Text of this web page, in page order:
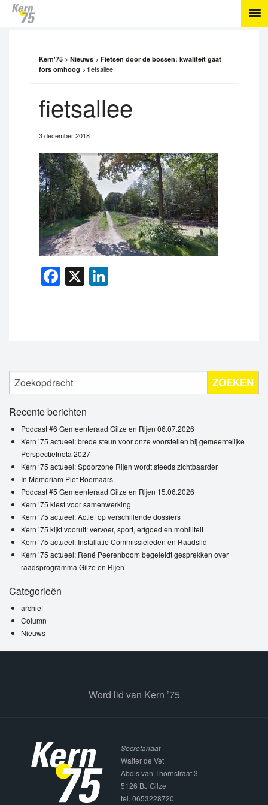
Kern'75 > Nieuws > Fietsen door de bossen: kwaliteit gaat
fors omhoog > fietsallee
fietsallee
3 december 2018
Facebook
X
ZOEKEN
Recente berichten
Podcast #6 Gemeenteraad Gilze en Rijen 06.07.2026
Kern ’75 actueel: brede steun voor onze voorstellen bij gemeentelijke
Perspectiefnota 2027
Kern ‘75 actueel: Spoorzone Rijen wordt steeds zichtbaarder
In Memoriam Piet Boemaars
Podcast #5 Gemeenteraad Gilze en Rijen 15.06.2026
Kern ’75 kiest voor samenwerking
Kern ‘75 actueel: Actief op verschillende dossiers
Kern ’75 kijkt vooruit: vervoer, sport, erfgoed en mobiliteit
Kern ‘75 actueel: Installatie Commissieleden en Raadslid
Kern ’75 actueel: René Peerenboom begeleidt gesprekken over
raadsprogramma Gilze en Rijen
Categorieën
archief
Column
Nieuws
Word lid van Kern ’75
Secretariaat
Walter de Vet
Abdis van Thornstraat 3
5126 BJ Gilze
tel. 0653228720